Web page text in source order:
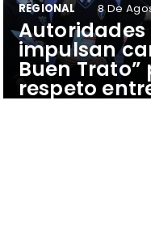
impulsan
Buen
respeto
REGIONAL 8 De